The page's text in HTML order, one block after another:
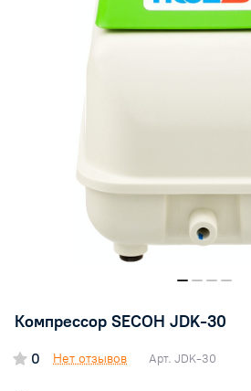
Компрессор SECOH JDK-30
0 Нет отзывов Арт. JDK-30